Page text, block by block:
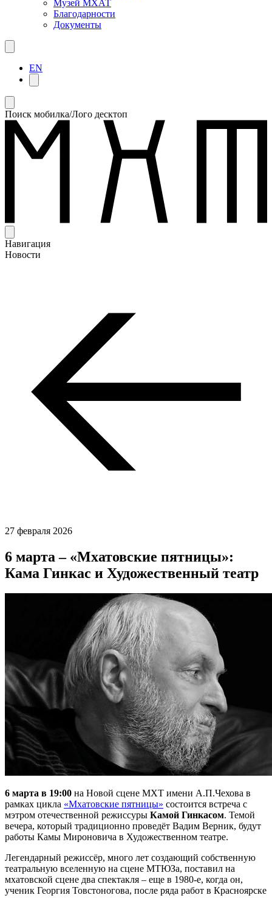
Музей МХАТ
Благодарности
Документы
EN
Поиск мобилка/Лого десктоп
Навигация
Новости
27 февраля 2026
6 марта – «Мхатовские пятницы» :
Кама Гинкас и Художественный театр
6 марта в 19:00 на Новой сцене МХТ имени А.П.Чехова в
рамках цикла «Мхатовские пятницы» состоится встреча с
мэтром отечественной режиссуры Камой Гинкасом. Темой
вечера, который традиционно проведёт Вадим Верник, будут
работы Камы Мироновича в Художественном театре.
Легендарный режиссёр, много лет создающий собственную
театральную вселенную на сцене МТЮЗа, поставил на
мхатовской сцене два спектакля – еще в 1980-е, когда он,
ученик Георгия Товстоногова, после ряда работ в Красноярске